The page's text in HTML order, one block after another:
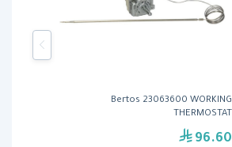
Bertos 23063600 WORKING
THERMOSTAT
96.60